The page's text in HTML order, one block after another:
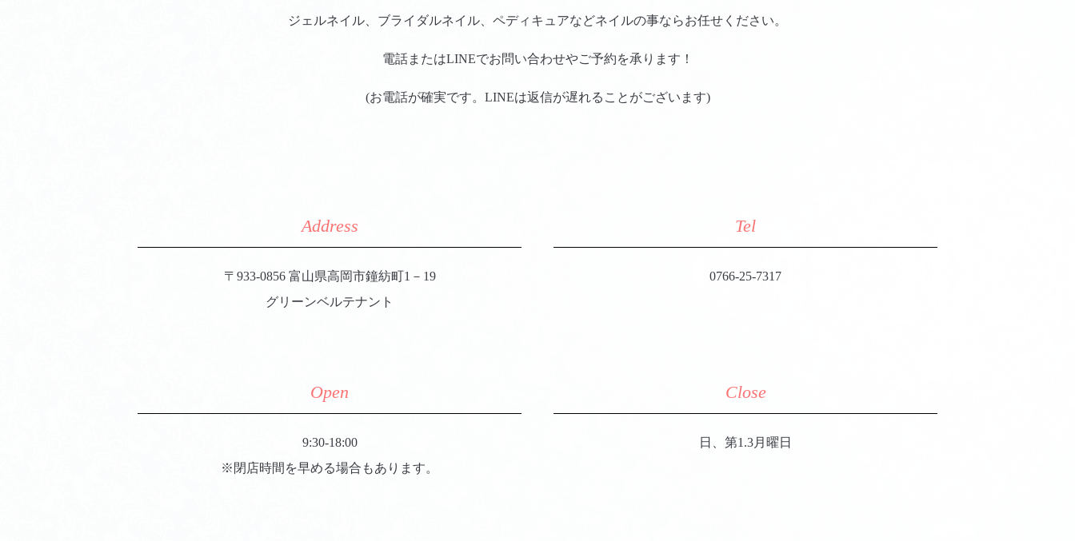
ジェルネイル、ブライダルネイル、ペディキュアなどネイルの事ならお任せください。
電話またはLINEでお問い合わせやご予約を承ります！
(お電話が確実です。LINEは返信が遅れることがございます)
Address
〒933-0856 富山県高岡市鐘紡町1－19
​​​​​​​グリーンベルテナント
Tel
0766-25-7317
Open
9:30-18:00
※閉店時間を早める場合もあります。
Close
日、第1.3月曜日